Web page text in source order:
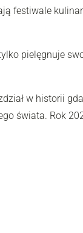
festiwale
pielęgnuje
w historii
świata. Rok